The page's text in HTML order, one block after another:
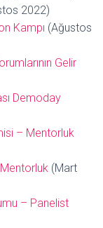
2022)
Kampı (Ağustos
Gelir
Demoday
– Mentorluk
(Mart
– Panelist